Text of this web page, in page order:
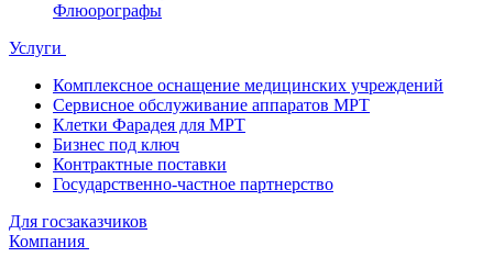
Флюорографы
Услуги
Комплексное оснащение медицинских учреждений
Сервисное обслуживание аппаратов МРТ
Клетки Фарадея для МРТ
Бизнес под ключ
Контрактные поставки
Государственно-частное партнерство
Для госзаказчиков
Компания